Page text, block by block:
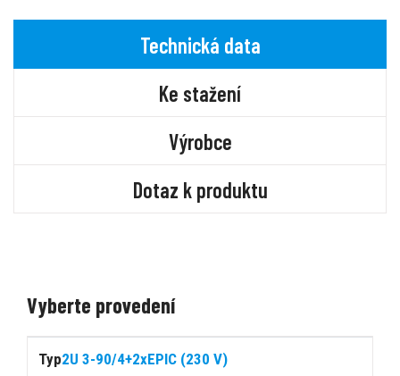
Technická data
Ke stažení
Výrobce
Dotaz k produktu
Vyberte provedení
2U 3-90/4+2xEPIC (230 V)